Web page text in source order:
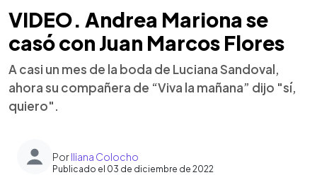
VIDEO. Andrea Mariona se
casó con Juan Marcos Flores
A casi un mes de la boda de Luciana Sandoval,
ahora su compañera de “Viva la mañana” dijo "sí,
quiero".
PorIliana Colocho
Publicado el 03 de diciembre de 2022